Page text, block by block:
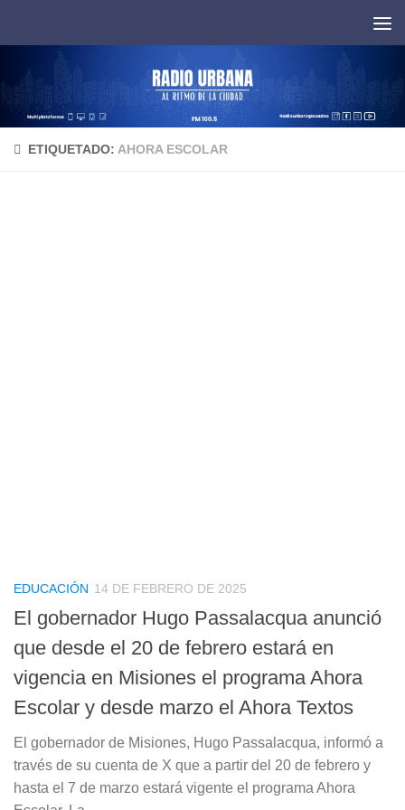
ETIQUETADO: AHORA ESCOLAR
EDUCACIÓN 14 DE FEBRERO DE 2025
El gobernador Hugo Passalacqua anunció
que desde el 20 de febrero estará en
vigencia en Misiones el programa Ahora
Escolar y desde marzo el Ahora Textos
El gobernador de Misiones, Hugo Passalacqua, informó a
través de su cuenta de X que a partir del 20 de febrero y
hasta el 7 de marzo estará vigente el programa Ahora